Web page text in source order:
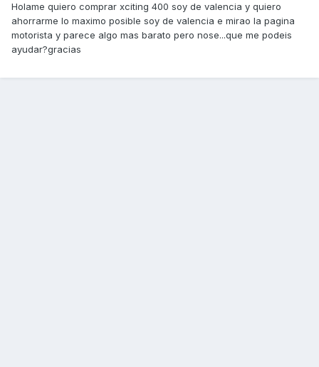
Holame quiero comprar xciting 400 soy de valencia y quiero
ahorrarme lo maximo posible soy de valencia e mirao la pagina
motorista y parece algo mas barato pero nose...que me podeis
ayudar?gracias